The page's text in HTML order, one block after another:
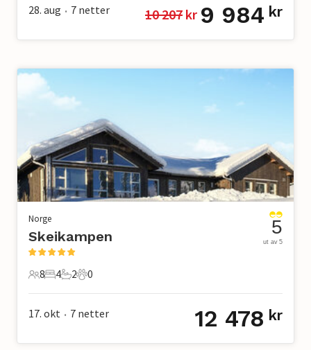
28. aug • 7 netter 10 207 kr 9 984 kr
Norge
Skeikampen
8 Gjester
8
4 Soverom
4
2 Bad
2
0 Kjæledyr
0
5
ut av 5
17. okt • 7 netter 12 478 kr